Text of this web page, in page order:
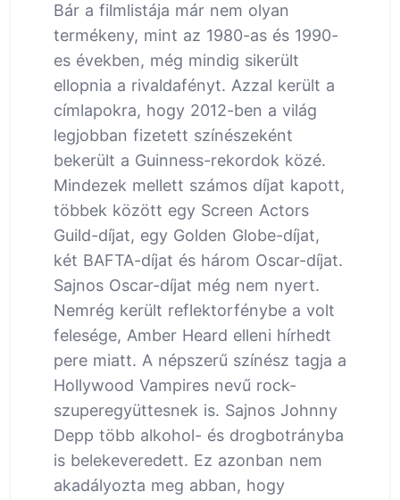
Bár a filmlistája már nem olyan
termékeny, mint az 1980-as és 1990-
es években, még mindig sikerült
ellopnia a rivaldafényt. Azzal került a
címlapokra, hogy 2012-ben a világ
legjobban fizetett színészeként
bekerült a Guinness-rekordok közé.
Mindezek mellett számos díjat kapott,
többek között egy Screen Actors
Guild-díjat, egy Golden Globe-díjat,
két BAFTA-díjat és három Oscar-díjat.
Sajnos Oscar-díjat még nem nyert.
Nemrég került reflektorfénybe a volt
felesége, Amber Heard elleni hírhedt
pere miatt. A népszerű színész tagja a
Hollywood Vampires nevű rock-
szuperegyüttesnek is. Sajnos Johnny
Depp több alkohol- és drogbotrányba
is belekeveredett. Ez azonban nem
akadályozta meg abban, hogy